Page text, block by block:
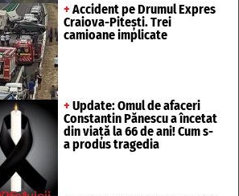
+ Accident pe Drumul Expres
Craiova-Pitești. Trei
camioane implicate
+ Update: Omul de afaceri
Constantin Pănescu a încetat
din viață la 66 de ani! Cum s-
a produs tragedia